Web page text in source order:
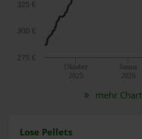
Lose Pellets
Oktober
2025
Januar
2026
275 €
300 €
325 €
mehr